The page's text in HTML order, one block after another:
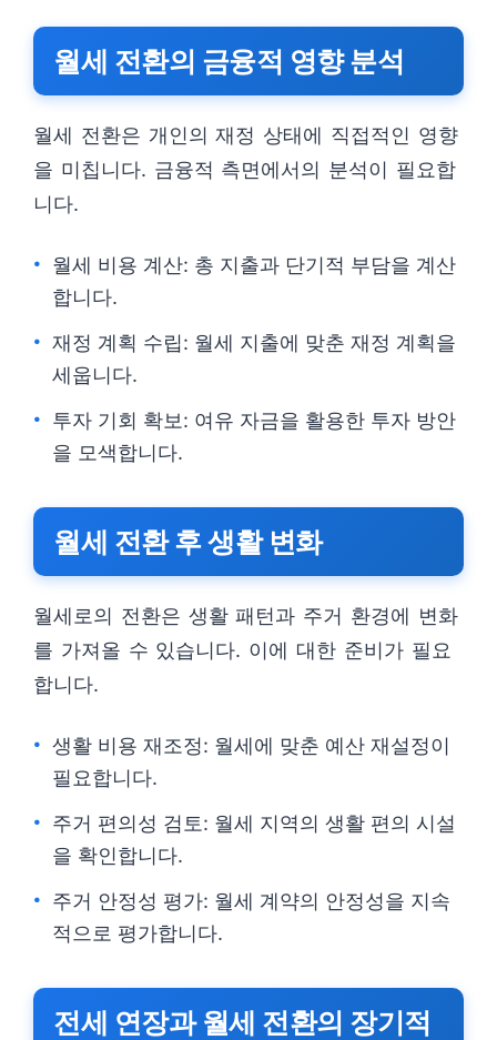
월세 전환의 금융적 영향 분석
월세 전환은 개인의 재정 상태에 직접적인 영향
을 미칩니다. 금융적 측면에서의 분석이 필요합
니다.
월세 비용 계산: 총 지출과 단기적 부담을 계산
합니다.
재정 계획 수립: 월세 지출에 맞춘 재정 계획을
세웁니다.
투자 기회 확보: 여유 자금을 활용한 투자 방안
을 모색합니다.
월세 전환 후 생활 변화
월세로의 전환은 생활 패턴과 주거 환경에 변화
를 가져올 수 있습니다. 이에 대한 준비가 필요
합니다.
생활 비용 재조정: 월세에 맞춘 예산 재설정이
필요합니다.
주거 편의성 검토: 월세 지역의 생활 편의 시설
을 확인합니다.
주거 안정성 평가: 월세 계약의 안정성을 지속
적으로 평가합니다.
전세 연장과 월세 전환의 장기적